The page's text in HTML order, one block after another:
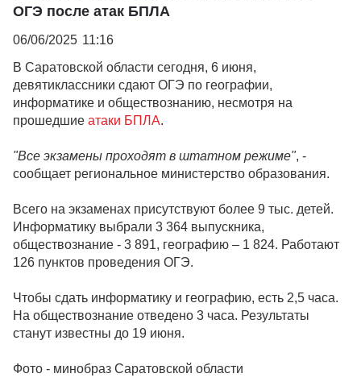
ОГЭ после атак БПЛА
06/06/2025 11:16
В Саратовской области сегодня, 6 июня,
девятиклассники сдают ОГЭ по географии,
информатике и обществознанию, несмотря на
прошедшие атаки БПЛА.
"Все экзамены проходят в штатном режиме", -
сообщает региональное министерство образования.
Всего на экзаменах присутствуют более 9 тыс. детей.
Информатику выбрали 3 364 выпускника,
обществознание - 3 891, географию – 1 824. Работают
126 пунктов проведения ОГЭ.
Чтобы сдать информатику и географию, есть 2,5 часа.
На обществознание отведено 3 часа. Результаты
станут известны до 19 июня.
Фото - минобраз Саратовской области